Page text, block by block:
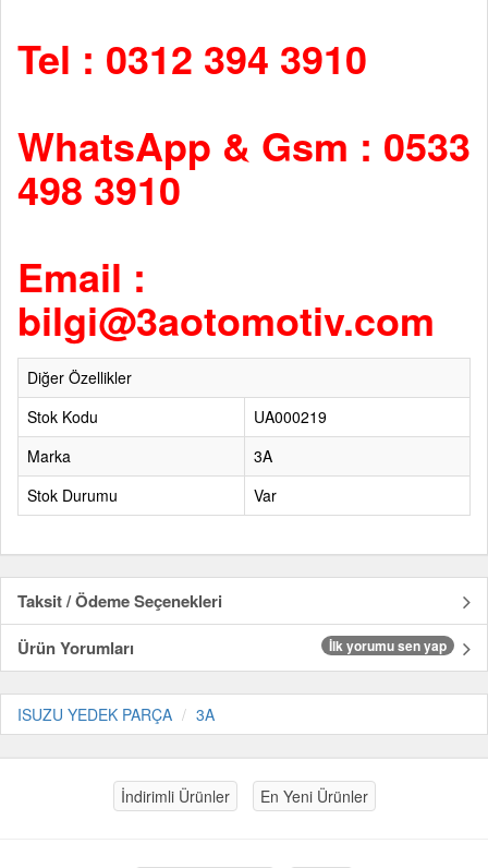
Tel : 0312 394 3910
WhatsApp & Gsm : 0533
498 3910
Email :
bilgi@3aotomotiv.com
Diğer Özellikler
Stok Kodu
UA000219
Marka
3A
Stok Durumu
Var
Taksit / Ödeme Seçenekleri
Ürün Yorumları
İlk yorumu sen yap
ISUZU YEDEK PARÇA 3A
İndirimli Ürünler En Yeni Ürünler